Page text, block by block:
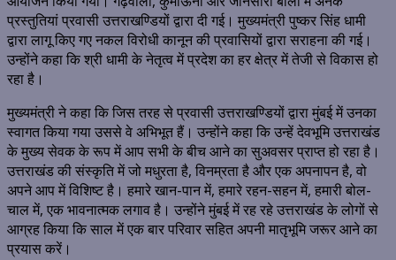
प्रस्तुतियां प्रवासी उत्तराखण्डियों द्वारा दी गई। मुख्यमंत्री पुष्कर सिंह धामी
द्वारा लागू किए गए नकल विरोधी कानून की प्रवासियों द्वारा सराहना की गई।
उन्होंने कहा कि श्री धामी के नेतृत्व में प्रदेश का हर क्षेत्र में तेजी से विकास हो
रहा है।
मुख्यमंत्री ने कहा कि जिस तरह से प्रवासी उत्तराखण्डियों द्वारा मुंबई में उनका
स्वागत किया गया उससे वे अभिभूत हैं। उन्होंने कहा कि उन्हें देवभूमि उत्तराखंड
के मुख्य सेवक के रूप में आप सभी के बीच आने का सुअवसर प्राप्त हो रहा है।
उत्तराखंड की संस्कृति में जो मधुरता है, विनम्रता है और एक अपनापन है, वो
अपने आप में विशिष्ट है। हमारे खान-पान में, हमारे रहन-सहन में, हमारी बोल-
चाल में, एक भावनात्मक लगाव है। उन्होंने मुंबई में रह रहे उत्तराखंड के लोगों से
आग्रह किया कि साल में एक बार परिवार सहित अपनी मातृभूमि जरूर आने का
प्रयास करें।